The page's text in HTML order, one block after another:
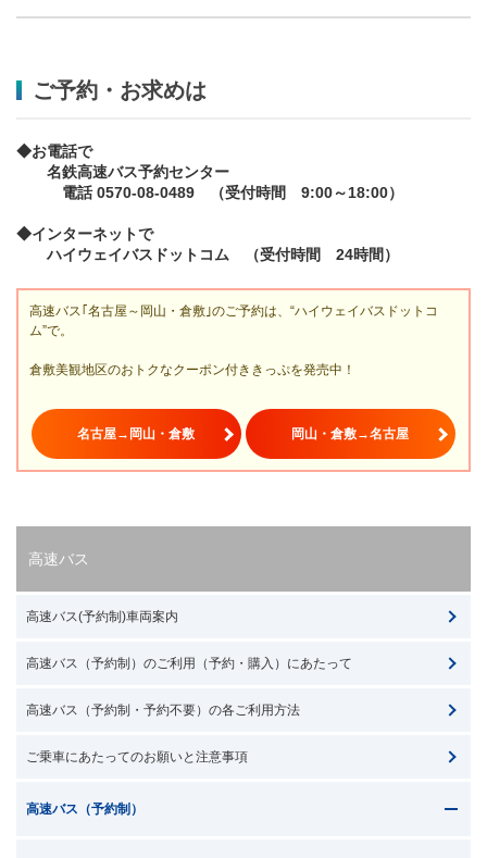
ご予約・お求めは
◆お電話で
名鉄高速バス予約センター
電話 0570-08-0489 （受付時間 9:00～18:00）
◆インターネットで
ハイウェイバスドットコム （受付時間 24時間）
高速バス｢名古屋～岡山・倉敷｣のご予約は、“ハイウェイバスドットコ
ム”で。
倉敷美観地区のおトクなクーポン付ききっぷを発売中！
名古屋→岡山・倉敷 岡山・倉敷→名古屋
高速バス
高速バス(予約制)車両案内
高速バス（予約制）のご利用（予約・購入）にあたって
高速バス（予約制・予約不要）の各ご利用方法
ご乗車にあたってのお願いと注意事項
高速バス（予約制）